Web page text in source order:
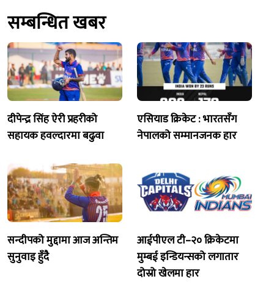
सम्बन्धित खबर
दीपेन्द्र सिंह ऐरी प्रहरीको
सहायक हवल्दारमा बढुवा
एसियाड क्रिकेट : भारतसँग
नेपालको सम्मानजनक हार
सन्दीपको मुद्दामा आज अन्तिम
सुनुवाइ हुँदै
आईपीएल टी–२० क्रिकेटमा
मुम्बई इन्डियन्सको लगातार
दोस्रो खेलमा हार